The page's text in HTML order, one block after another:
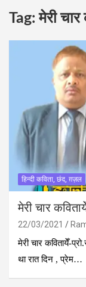
Tag:मेरी चार
हिन्दी कविता, छंद, ग़ज़ल
मेरी चार
22/03/2021
मेरी चार कवितायेँ-
था रात दिन , प्रेम…